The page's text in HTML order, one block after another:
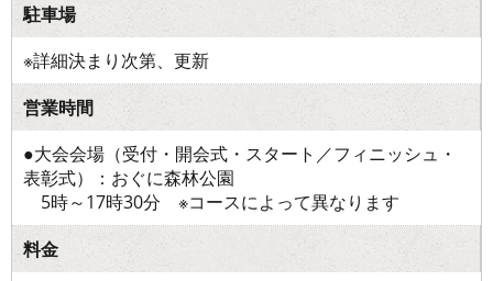
駐車場
※詳細決まり次第、更新
営業時間
●大会会場（受付・開会式・スタート／フィニッシュ・
表彰式）：おぐに森林公園
5時～17時30分 ※コースによって異なります
料金